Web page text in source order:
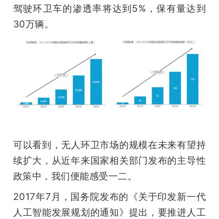
动
GAIR
专
爱
驾驶环卫车的渗透率将达到5%，保有量达到
30万辆。
可以看到，无人环卫市场的规模在未来有望持
续扩大，从近年来国家相关部门发布的主导性
政策中，我们便能感受一二。
2017年7月，国务院发布的《关于印发新一代
人工智能发展规划的通知》提出，要推进人工